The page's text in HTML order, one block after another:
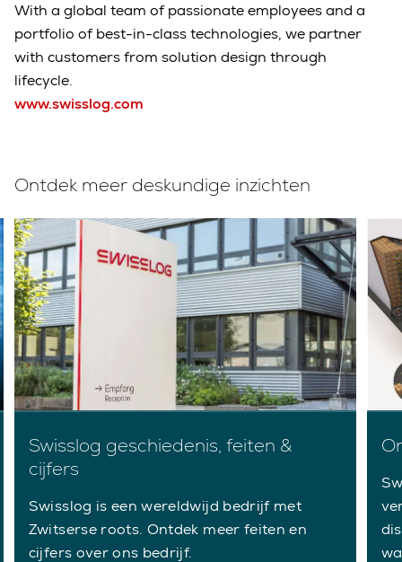
With a global team of passionate employees and a
portfolio of best-in-class technologies, we partner
with customers from solution design through
lifecycle.
www.swisslog.com
Ontdek meer deskundige inzichten
Swisslog geschiedenis, feiten &
cijfers
Swisslog is een wereldwijd bedrijf met
Zwitserse roots. Ontdek meer feiten en
cijfers over ons bedrijf.